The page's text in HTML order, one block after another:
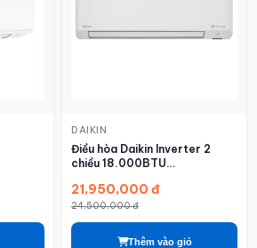
DAIKIN
Điều hòa Daikin Inverter 2
chiều 18.000BTU
21,950,000 đ
24,500,000 đ
Thêm vào giỏ